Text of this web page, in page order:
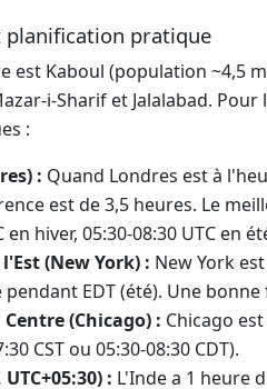
planification pratique
est Kaboul (population ~4,5
i-Sharif et Jalalabad.
:
: Quand Londres est à
est de 3,5 heures. Le
en hiver, 05:30-08:30 UTC en
(New York) : New York
EDT (été). Une bonne
(Chicago) : Chicago
CST ou 05:30-08:30 CDT).
: L'Inde a 1 heure